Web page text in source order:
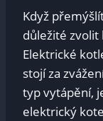
Když
důležité zvolit
Elektrické
stojí za
typ vytápění,
elektrický